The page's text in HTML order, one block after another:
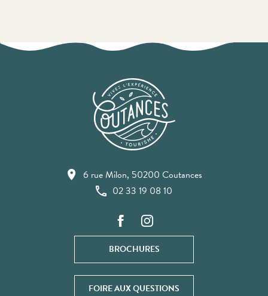
6 rue Milon, 50200 Coutances
02 33 19 08 10
BROCHURES
FOIRE AUX QUESTIONS